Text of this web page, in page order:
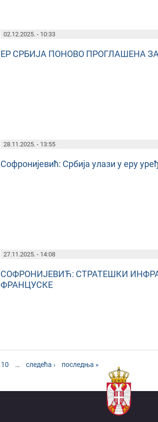
02.12.2025. - 10:33
ЕР СРБИЈА ПОНОВО ПРОГЛАШЕНА
28.11.2025. - 13:55
Софронијевић: Србија улази у еру
27.11.2025. - 14:08
СОФРОНИЈЕВИЋ: СТРАТЕШКИ
ФРАНЦУСКЕ
10 … следећа › последња »